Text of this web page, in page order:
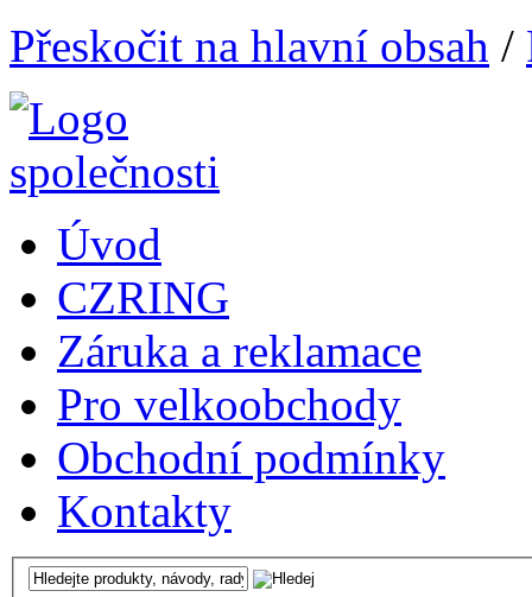
Přeskočit na hlavní obsah /
Úvod
CZRING
Záruka a reklamace
Pro velkoobchody
Obchodní podmínky
Kontakty